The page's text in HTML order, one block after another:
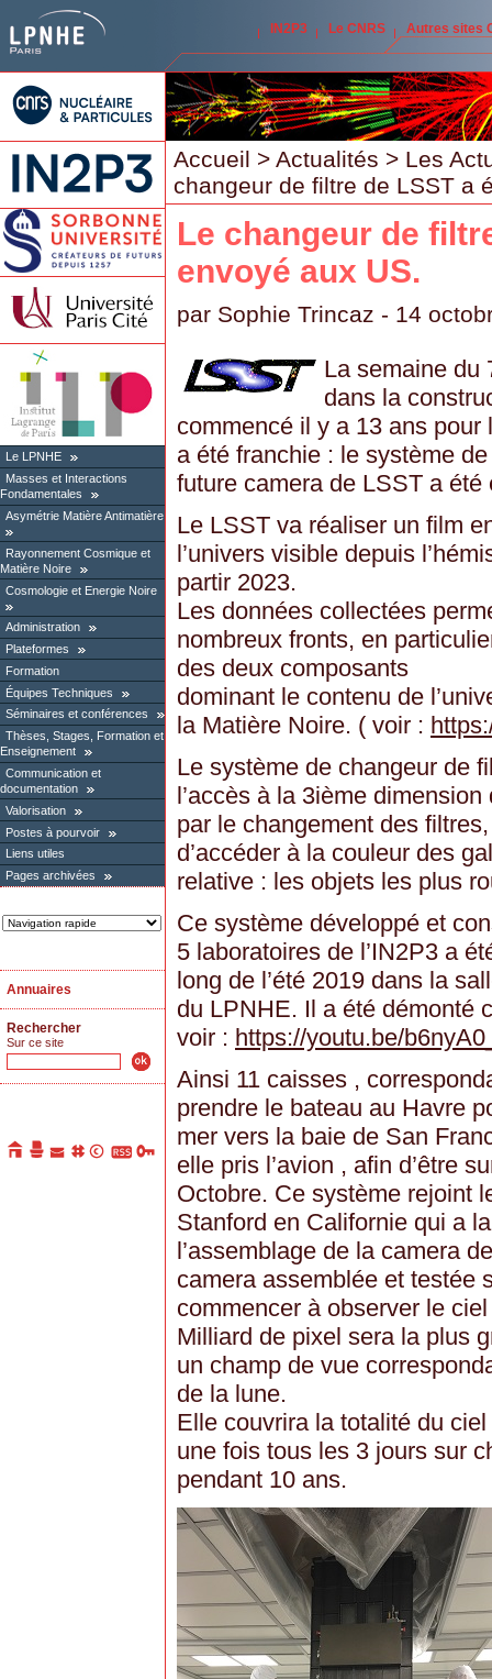
IN2P3 Le CNRS Autres sites
Le LPNHE
Masses et Interactions
Fondamentales
Asymétrie Matière Antimatière
Rayonnement Cosmique et
Matière Noire
Cosmologie et Energie Noire
Administration
Plateformes
Formation
Équipes Techniques
Séminaires et conférences
Thèses, Stages, Formation et
Enseignement
Communication et
documentation
Valorisation
Postes à pourvoir
Liens utiles
Pages archivées
Annuaires
Rechercher
Sur ce site
Accueil > Actualités > Les
changeur de filtre de LSST a
Le changeur de
envoyé aux US.
par Sophie Trincaz - 14
La semaine du
dans la
commencé il y a 13 ans pour
a été franchie : le système
future camera de LSST a été
Le LSST va réaliser un film
l’univers visible depuis
partir 2023.
Les données collectées
nombreux fronts, en
des deux composants
dominant le contenu de
la Matière Noire. ( voir :
Le système de changeur de
l’accès à la 3ième
par le changement des filtres,
d’accéder à la couleur des
relative : les objets les plus
Ce système développé et
5 laboratoires de l’IN2P3 a
long de l’été 2019 dans la
du LPNHE. Il a été démonté
voir : https://youtu.be/
Ainsi 11 caisses ,
prendre le bateau au Havre
mer vers la baie de San
elle pris l’avion , afin d’être
Octobre. Ce système rejoint
Stanford en Californie qui a
l’assemblage de la camera
camera assemblée et testée
commencer à observer le
Milliard de pixel sera la plus
un champ de vue
de la lune.
Elle couvrira la totalité du
une fois tous les 3 jours sur
pendant 10 ans.